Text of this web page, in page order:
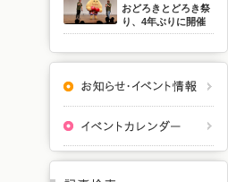
おどろきとどろき祭
り、4年ぶりに開催